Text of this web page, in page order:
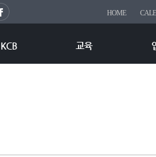
HOME
KCB 교육